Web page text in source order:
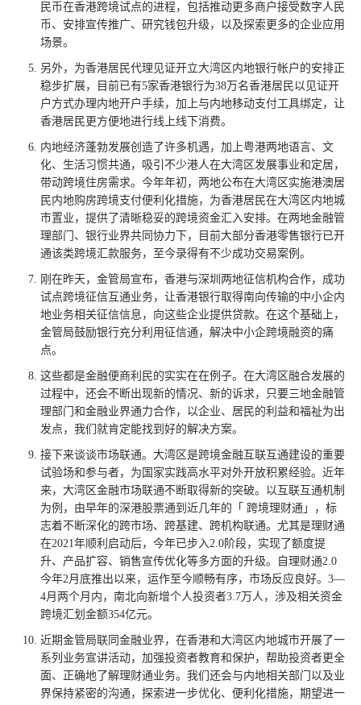
民币在香港跨境试点的进程，包括推动更多商户接受数字人民
币、安排宣传推广、研究钱包升级，以及探索更多的企业应用
场景。
另外，为香港居民代理见证开立大湾区内地银行帐户的安排正
稳步扩展，目前已有5家香港银行为38万名香港居民以见证开
户方式办理内地开户手续，加上与内地移动支付工具绑定，让
香港居民更方便地进行线上线下消费。
内地经济蓬勃发展创造了许多机遇，加上粤港两地语言、文
化、生活习惯共通，吸引不少港人在大湾区发展事业和定居，
带动跨境住房需求。今年年初，两地公布在大湾区实施港澳居
民内地购房跨境支付便利化措施，为香港居民在大湾区内地城
市置业，提供了清晰稳妥的跨境资金汇入安排。在两地金融管
理部门、银行业界共同协力下，目前大部分香港零售银行已开
通该类跨境汇款服务，至今录得有不少成功交易案例。
刚在昨天，金管局宣布，香港与深圳两地征信机构合作，成功
试点跨境征信互通业务，让香港银行取得南向传输的中小企内
地业务相关征信信息，向这些企业提供贷款。在这个基础上，
金管局鼓励银行充分利用征信通，解决中小企跨境融资的痛
点。
这些都是金融便商利民的实实在在例子。在大湾区融合发展的
过程中，还会不断出现新的情况、新的诉求，只要三地金融管
理部门和金融业界通力合作，以企业、居民的利益和福祉为出
发点，我们就肯定能找到好的解决方案。
接下来谈谈市场联通。大湾区是跨境金融互联互通建设的重要
试验场和参与者，为国家实践高水平对外开放积累经验。近年
来，大湾区金融市场联通不断取得新的突破。以互联互通机制
为例，由早年的深港股票通到近几年的「 跨境理财通」，标
志着不断深化的跨市场、跨基建、跨机构联通。尤其是理财通
在2021年顺利启动后，今年已步入2.0阶段，实现了额度提
升、产品扩容、销售宣传优化等多方面的升级。自理财通2.0
今年2月底推出以来，运作至今顺畅有序，市场反应良好。3—
4月两个月内，南北向新增个人投资者3.7万人，涉及相关资金
跨境汇划金额354亿元。
近期金管局联同金融业界，在香港和大湾区内地城市开展了一
系列业务宣讲活动，加强投资者教育和保护，帮助投资者更全
面、正确地了解理财通业务。我们还会与内地相关部门以及业
界保持紧密的沟通，探索进一步优化、便利化措施，期望进一